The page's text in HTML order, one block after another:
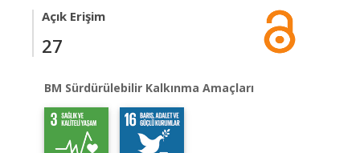
Açık Erişim
27
BM Sürdürülebilir Kalkınma Amaçları